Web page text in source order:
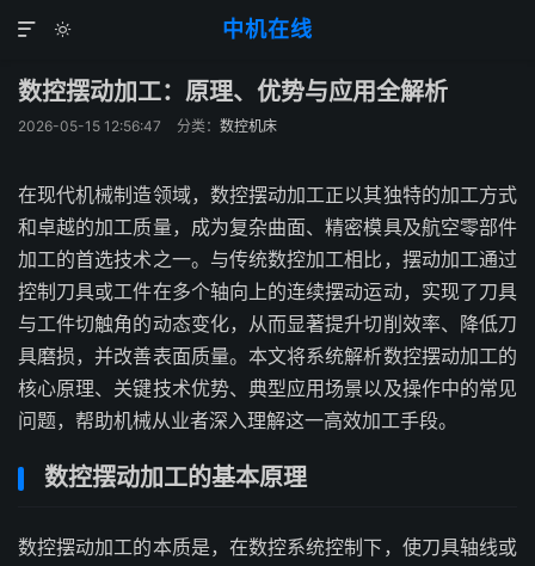
中机在线


数控摆动加工：原理、优势与应用全解析
2026-05-15 12:56:47 分类： 数控机床
在现代机械制造领域，数控摆动加工正以其独特的加工方式
和卓越的加工质量，成为复杂曲面、精密模具及航空零部件
加工的首选技术之一。与传统数控加工相比，摆动加工通过
控制刀具或工件在多个轴向上的连续摆动运动，实现了刀具
与工件切触角的动态变化，从而显著提升切削效率、降低刀
具磨损，并改善表面质量。本文将系统解析数控摆动加工的
核心原理、关键技术优势、典型应用场景以及操作中的常见
问题，帮助机械从业者深入理解这一高效加工手段。
数控摆动加工的基本原理
数控摆动加工的本质是，在数控系统控制下，使刀具轴线或